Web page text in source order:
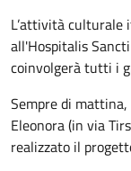
L’attività culturale
all'Hospitalis
coinvolgerà tutti i
Sempre di
Eleonora (in via
realizzato il